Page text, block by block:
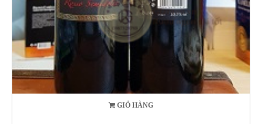
GIỎ HÀNG